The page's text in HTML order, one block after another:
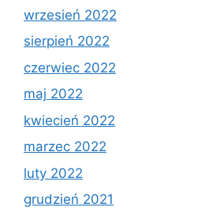
wrzesień 2022
sierpień 2022
czerwiec 2022
maj 2022
kwiecień 2022
marzec 2022
luty 2022
grudzień 2021